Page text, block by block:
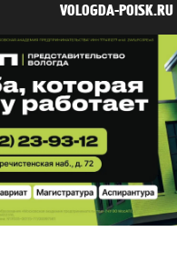
VOLOGDA-POISK.RU